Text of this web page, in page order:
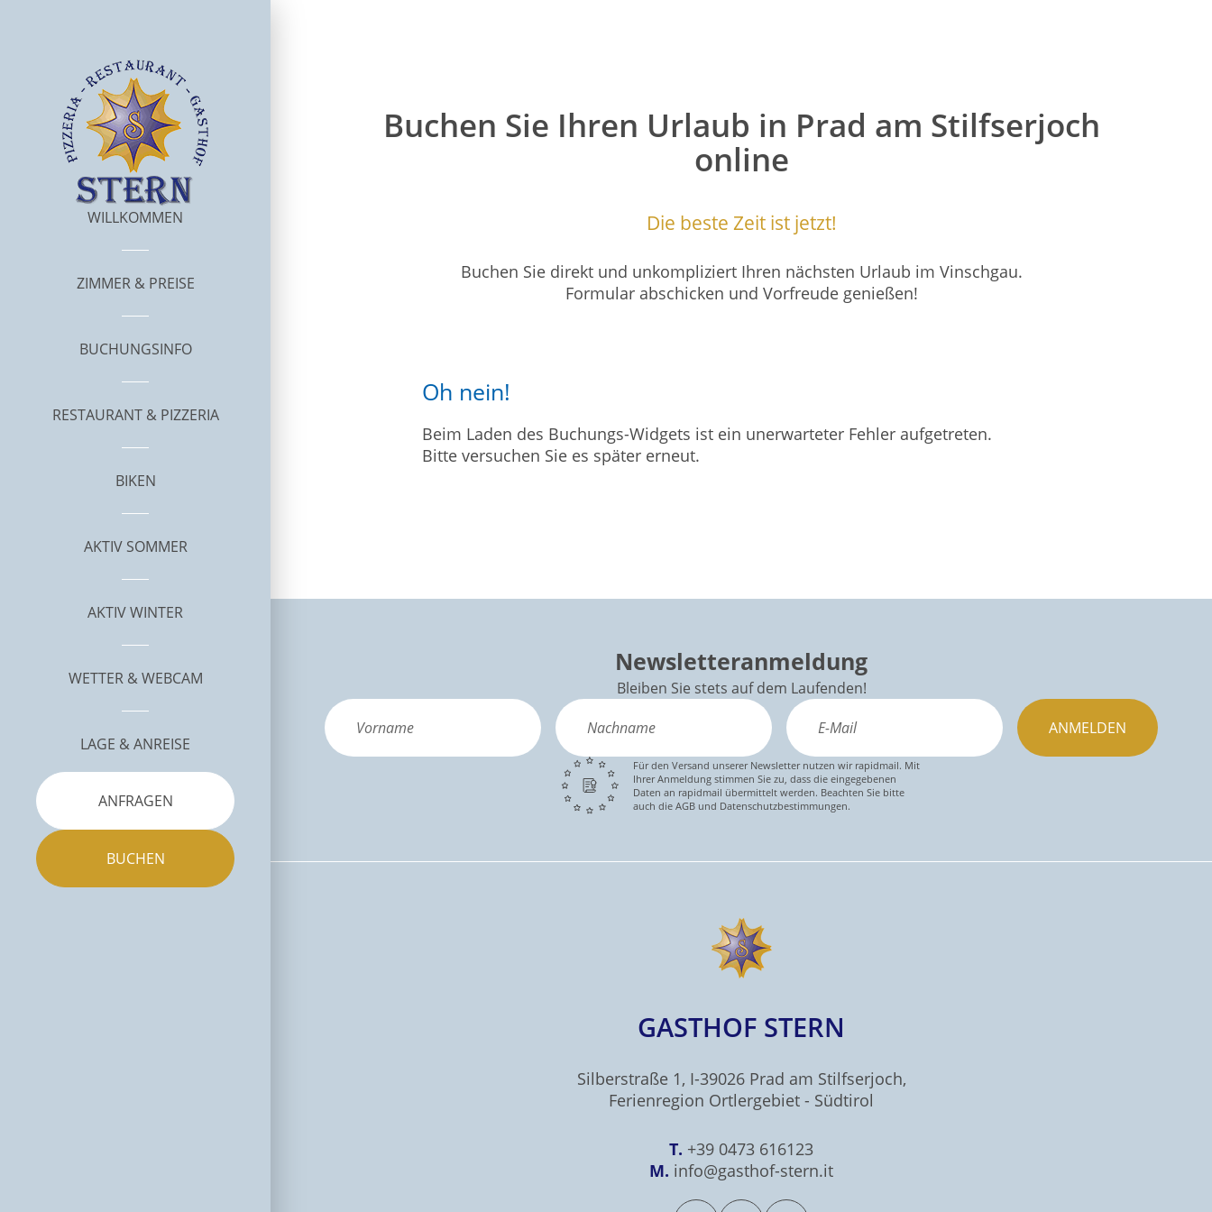
WILLKOMMEN
ZIMMER & PREISE
BUCHUNGSINFO
RESTAURANT & PIZZERIA
BIKEN
AKTIV SOMMER
AKTIV WINTER
WETTER & WEBCAM
LAGE & ANREISE
ANFRAGEN
BUCHEN
Buchen Sie Ihren Urlaub in Prad am Stilfserjoch
online
Die beste Zeit ist jetzt!
Buchen Sie direkt und unkompliziert Ihren nächsten Urlaub im Vinschgau.
Formular abschicken und Vorfreude genießen!
Oh nein!
Beim Laden des Buchungs-Widgets ist ein unerwarteter Fehler aufgetreten.
Bitte versuchen Sie es später erneut.
Newsletteranmeldung
Bleiben Sie stets auf dem Laufenden!
ANMELDEN
Für den Versand unserer Newsletter nutzen wir rapidmail. Mit
Ihrer Anmeldung stimmen Sie zu, dass die eingegebenen
Daten an rapidmail übermittelt werden. Beachten Sie bitte
auch die AGB und Datenschutzbestimmungen.
GASTHOF STERN
Silberstraße 1, I-39026 Prad am Stilfserjoch,
Ferienregion Ortlergebiet - Südtirol
T. +39 0473 616123
M. info@gasthof-stern.it